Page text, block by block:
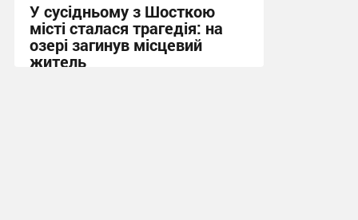
У сусідньому з Шосткою
місті сталася трагедія: на
озері загинув місцевий
житель